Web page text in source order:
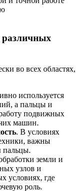
различных
во всех областях,
используется
а пальцы и
подвижных
машин.
. В условиях
важны
пальцы.
земли и
узлов и
условиях, где
роль.